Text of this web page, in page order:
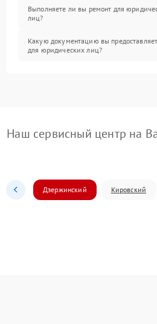
Выполняете ли вы ремонт для
лиц?
Какую документацию вы
для юридических лиц?
Наш сервисный центр на
Дзержинский Кировский